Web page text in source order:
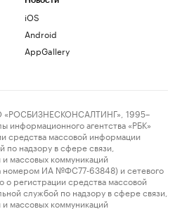
iOS
Android
AppGallery
1995–
агентства «РБК»
средства массовой информации
надзору в сфере связи,
массовых коммуникаций
номером ИА №ФС77-63848) и сетевого
о регистрации средства массовой
службой по надзору в сфере связи,
массовых коммуникаций